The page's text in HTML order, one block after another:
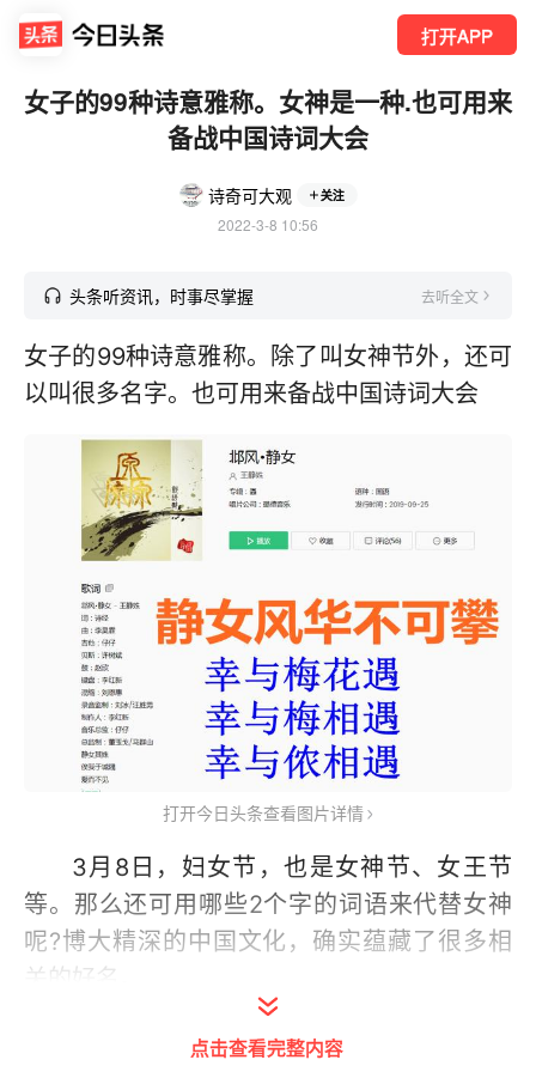
打开APP
女子的99种诗意雅称。女神是一种.也可用来
备战中国诗词大会
诗奇可大观 关注
2022-3-8 10:56
头条听资讯，时事尽掌握 去听全文
女子的99种诗意雅称。除了叫女神节外，还可
以叫很多名字。也可用来备战中国诗词大会
打开今日头条查看图片详情
3月8日，妇女节，也是女神节、女王节
等。那么还可用哪些2个字的词语来代替女神
呢?博大精深的中国文化，确实蕴藏了很多相
关的好名。
我把这些2字名按照声调结构先分类。再
点击查看完整内容